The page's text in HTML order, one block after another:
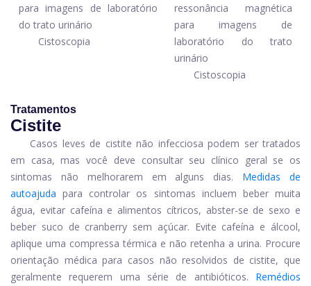
para imagens de laboratório
do trato urinário
Cistoscopia
ressonância magnética
para imagens de
laboratório do trato
urinário
Cistoscopia
Tratamentos
Cistite
Casos leves de cistite não infecciosa podem ser tratados
em casa, mas você deve consultar seu clínico geral se os
sintomas não melhorarem em alguns dias.
Medidas de
autoajuda para controlar os sintomas incluem beber muita
água, evitar cafeína e alimentos cítricos, abster-se de sexo e
beber suco de cranberry sem açúcar. Evite cafeína e álcool,
aplique uma compressa térmica e não retenha a urina. Procure
orientação médica para casos não resolvidos de cistite, que
geralmente requerem uma série de antibióticos.
Remédios